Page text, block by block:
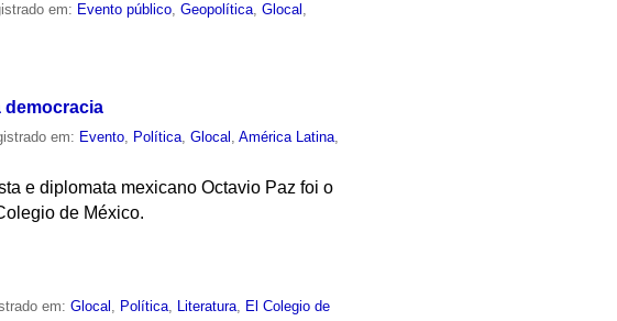
em: Evento público,Geopolítica,Glocal ,
democracia
em: Evento Política ,Glocal ,América Latina
e diplomata mexicano Octavio Paz foi o
de México.
em:Glocal Política Literatura El Colegio de